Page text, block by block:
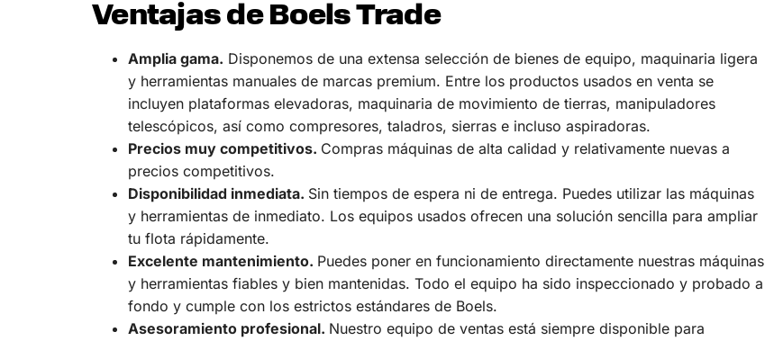
Ventajas de Boels Trade
Amplia gama. Disponemos de una extensa selección de bienes de equipo, maquinaria ligera
y herramientas manuales de marcas premium. Entre los productos usados en venta se
incluyen plataformas elevadoras, maquinaria de movimiento de tierras, manipuladores
telescópicos, así como compresores, taladros, sierras e incluso aspiradoras.
Precios muy competitivos. Compras máquinas de alta calidad y relativamente nuevas a
precios competitivos.
Disponibilidad inmediata. Sin tiempos de espera ni de entrega. Puedes utilizar las máquinas
y herramientas de inmediato. Los equipos usados ofrecen una solución sencilla para ampliar
tu flota rápidamente.
Excelente mantenimiento. Puedes poner en funcionamiento directamente nuestras máquinas
y herramientas fiables y bien mantenidas. Todo el equipo ha sido inspeccionado y probado a
fondo y cumple con los estrictos estándares de Boels.
Asesoramiento profesional. Nuestro equipo de ventas está siempre disponible para